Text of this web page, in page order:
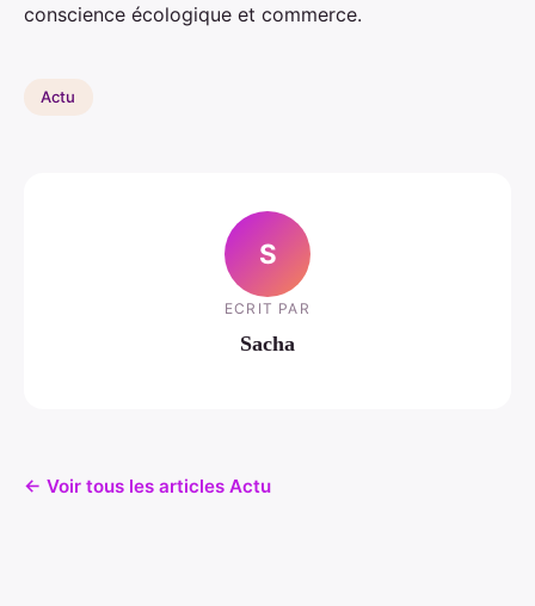
conscience écologique et commerce.
Actu
S
ECRIT PAR
Sacha
← Voir tous les articles Actu